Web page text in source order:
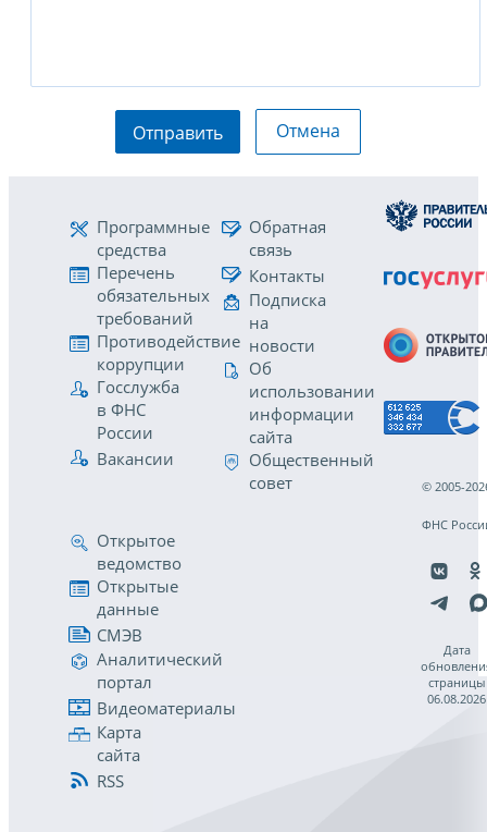
Отправить Отмена
Программные
средства
Перечень
обязательных
требований
Противодействие
коррупции
Госслужба
в ФНС
России
Вакансии
Обратная
связь
Контакты
Подписка
на
новости
Об
использовании
информации
сайта
Общественный
совет
Открытое
ведомство
Открытые
данные
СМЭВ
Аналитический
портал
Видеоматериалы
Карта
сайта
RSS
© 2005-
ФНС
Дата
страницы
06.08.2026